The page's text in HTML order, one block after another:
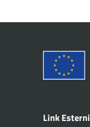
Link Esterni